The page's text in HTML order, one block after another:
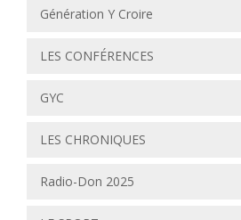
Génération Y Croire
LES CONFÉRENCES
GYC
LES CHRONIQUES
Radio-Don 2025